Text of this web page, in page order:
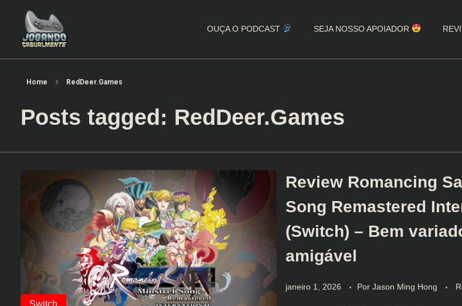
OUÇA O PODCAST SEJA NOSSO APOIADOR
Home RedDeer.Games
Posts tagged: RedDeer.Games
Review Romancing
Song Remastered
(Switch) – Bem
amigável
janeiro 1, 2026 Por Jason Ming Hong